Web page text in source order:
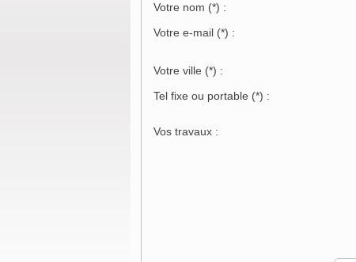
Votre nom (*) :
Votre e-mail (*) :
Votre ville (*) :
Tel fixe ou portable (*) :
Vos travaux :